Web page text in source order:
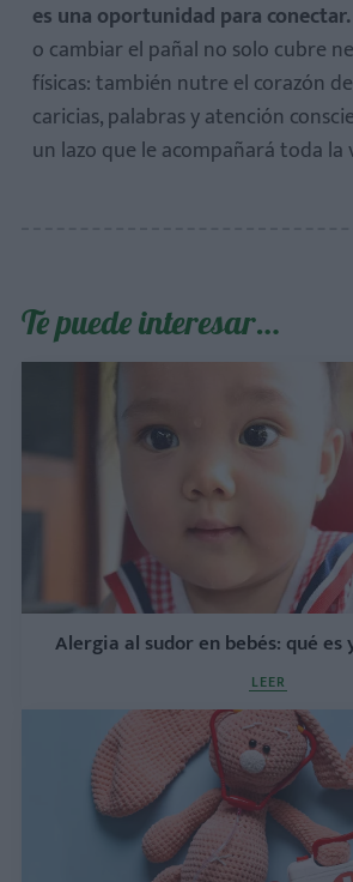
es una oportunidad para conectar.
o cambiar el pañal no solo cubre
físicas: también nutre el corazón
caricias, palabras y atención
un lazo que le acompañará toda la
Te puede interesar…
Alergia al sudor en bebés: qué
LEER